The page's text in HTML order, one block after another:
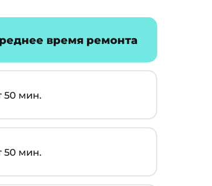
время ремонта
50 мин.
50 мин.